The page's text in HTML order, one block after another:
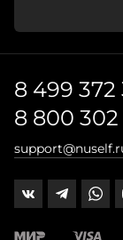
8 499 372
8 800 302